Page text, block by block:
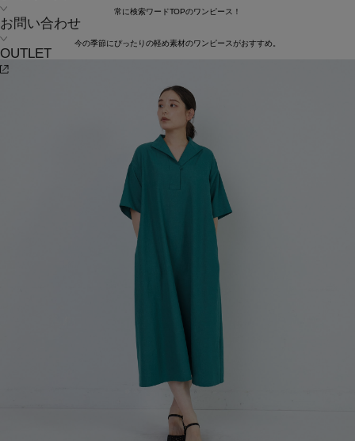
お問い合わせ
OUTLET
常に検索ワードTOPのワンピース！
今の季節にぴったりの軽め素材のワンピースがおすすめ。